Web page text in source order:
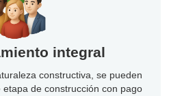
integral
constructiva, se pueden
de construcción con pago